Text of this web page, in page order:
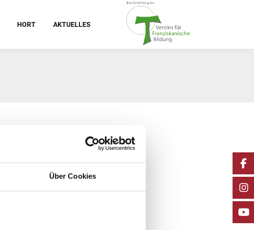
Über Cookies
HORT AKTUELLES